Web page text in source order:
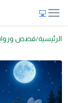
الرئيسية قصص